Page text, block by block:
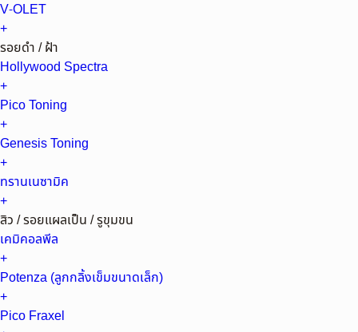
V-OLET
+
รอยดำ / ฝ้า
Hollywood Spectra
+
Pico Toning
+
Genesis Toning
+
ทรานเนซามิค
+
สิว / รอยแผลเป็น / รูขุมขน
เคมิคอลพีล
+
Potenza (ลูกกลิ้งเข็มขนาดเล็ก)
+
Pico Fraxel